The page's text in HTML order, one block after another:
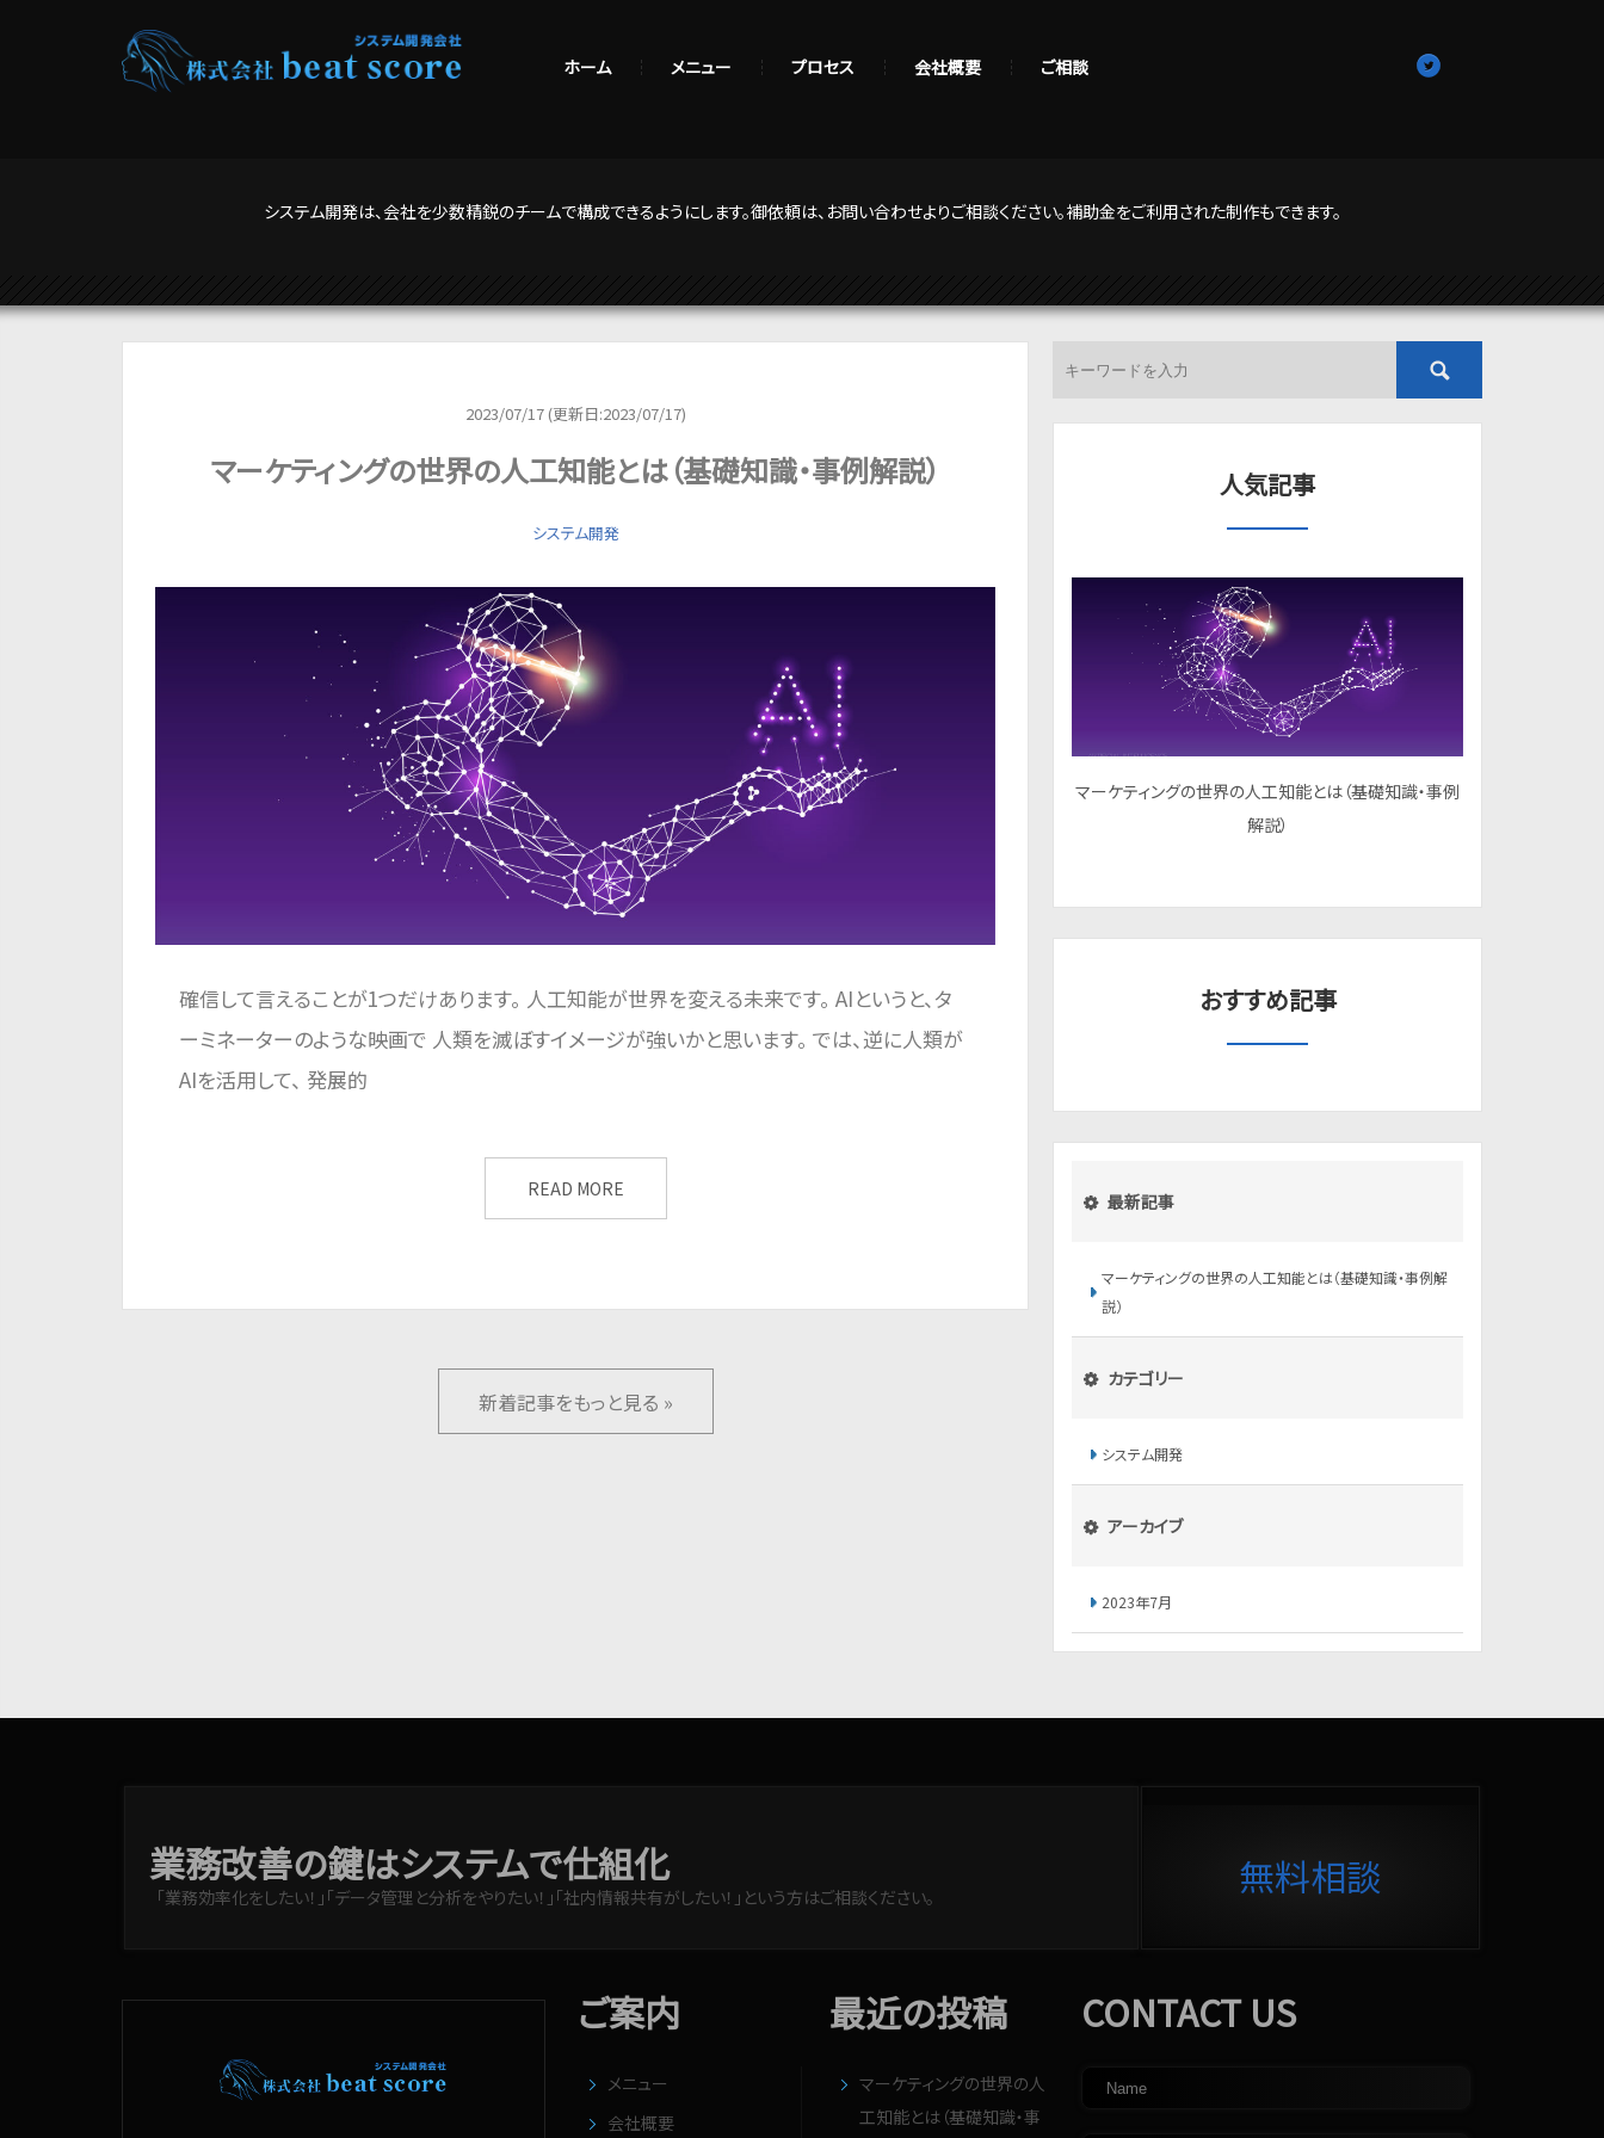
ホーム メニュー プロセス 会社概要 ご相談
システム開発は、会社を少数精鋭のチームで構成できるようにします。御依頼は、お問い合わせよりご相談ください。補助金をご利用された制作もできます。
2023/07/17 (更新日:2023/07/17)
マーケティングの世界の人工知能とは（基礎知識・事例解説）
システム開発
確信して言えることが1つだけあります。 人工知能が世界を変える未来です。 AIというと、タ
ーミネーターのような映画で 人類を滅ぼすイメージが強いかと思います。 では、逆に人類が
AIを活用して、 発展的
READ MORE
新着記事をもっと見る »
人気記事
マーケティングの世界の人工知能とは（基礎知識・事例
解説）
おすすめ記事
最新記事
マーケティングの世界の人工知能とは（基礎知識・事例解
説）
カテゴリー
システム開発
アーカイブ
2023年7月
業務改善の鍵はシステムで仕組化
「業務効率化をしたい！」「データ管理と分析をやりたい！」「社内情報共有がしたい！」という方はご相談ください。 無料相談
ご案内
メニュー
会社概要
最近の投稿
マーケティングの世界の人
工知能とは（基礎知識・事
CONTACT US